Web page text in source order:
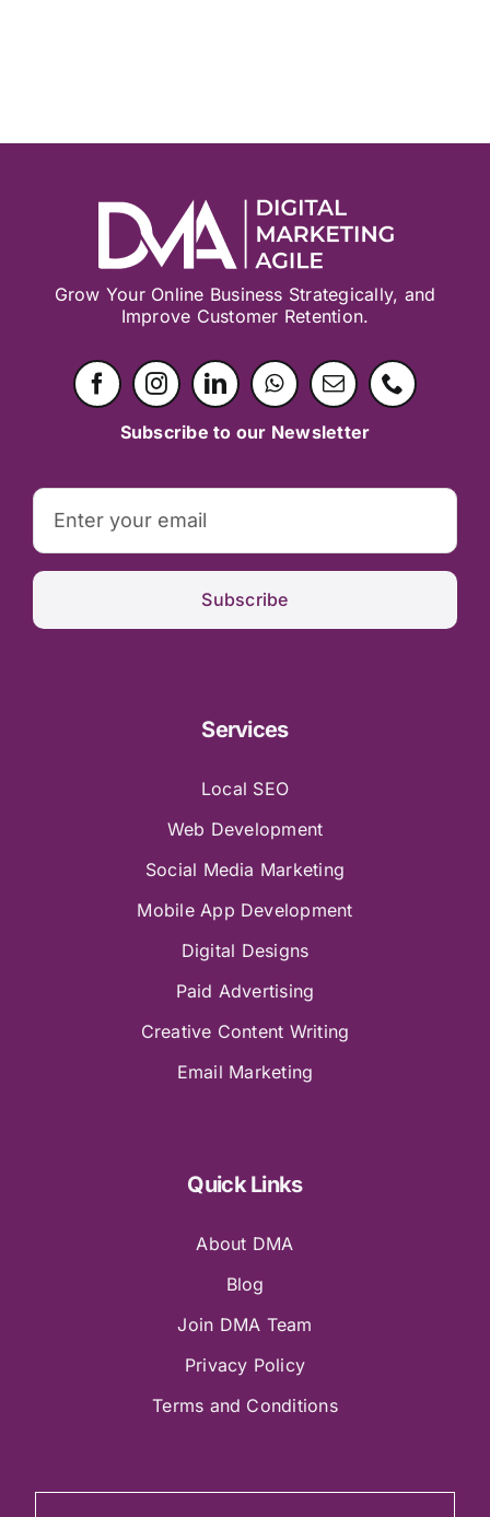
Grow Your Online Business Strategically, and
Improve Customer Retention.
Subscribe to our Newsletter
Subscribe
Services
Local SEO
Web Development
Social Media Marketing
Mobile App Development
Digital Designs
Paid Advertising
Creative Content Writing
Email Marketing
Quick Links
About DMA
Blog
Join DMA Team
Privacy Policy
Terms and Conditions